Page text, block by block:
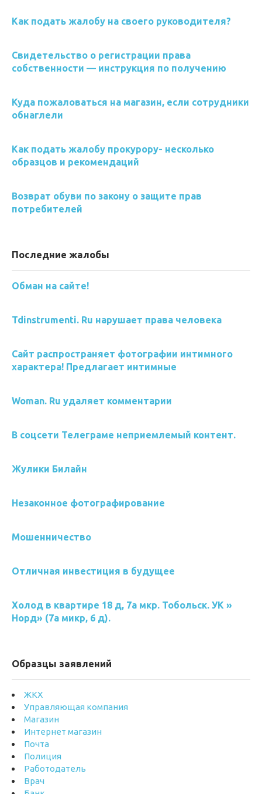
Как подать жалобу на своего руководителя?
Свидетельство о регистрации права
собственности — инструкция по получению
Куда пожаловаться на магазин, если сотрудники
обнаглели
Как подать жалобу прокурору- несколько
образцов и рекомендаций
Возврат обуви по закону о защите прав
потребителей
Последние жалобы
Обман на сайте!
Tdinstrumenti. Ru нарушает права человека
Сайт распространяет фотографии интимного
характера! Предлагает интимные
Woman. Ru удаляет комментарии
В соцсети Телеграме неприемлемый контент.
Жулики Билайн
Незаконное фотографирование
Мошенничество
Отличная инвестиция в будущее
Холод в квартире 18 д, 7а мкр. Тобольск. УК »
Норд» (7а микр, 6 д).
Образцы заявлений
ЖКХ
Управляющая компания
Магазин
Интернет магазин
Почта
Полиция
Работодатель
Врач